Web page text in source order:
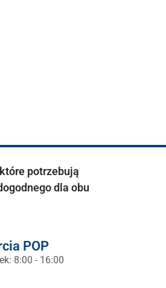
potrzebują
dla obu
POP
8:00 - 16:00